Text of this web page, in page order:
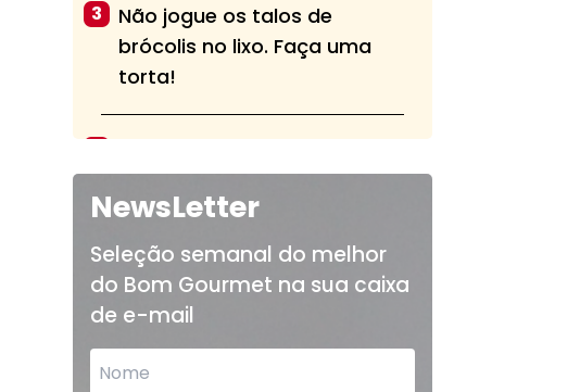
3
Não jogue os talos de
brócolis no lixo. Faça uma
torta!
norma, tradicional do sul da
Itália
5
Bolo de chocolate fofinho e
sem cobertura é opção para
o lanche das crianças
NewsLetter
Seleção semanal do melhor
do Bom Gourmet na sua caixa
de e-mail